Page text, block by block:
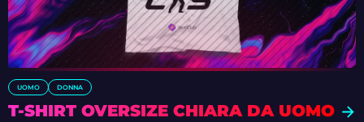
UOMO DONNA
T-SHIRT OVERSIZE CHIARA DA UOMO